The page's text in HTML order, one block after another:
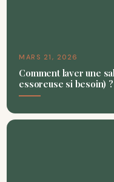
MARS 21, 2026
Comment laver une
essoreuse si besoin) ?